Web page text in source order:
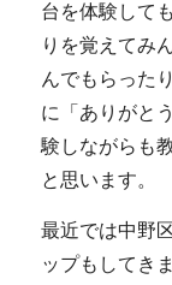
台を体験して
りを覚えてみ
んでもらった
に「ありがと
験しながらも
と思います。
最近では中野
ップもしてき